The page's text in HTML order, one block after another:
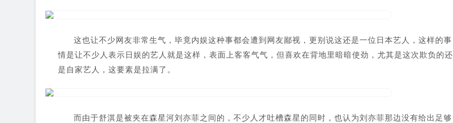
这也让不少网友非常生气，毕竟内娱这种事都会遭到网友鄙视，更别说这还是一位日本艺人，这样的事
情是让不少人表示日娱的艺人就是这样，表面上客客气气，但喜欢在背地里暗暗使劲，尤其是这次欺负的还
是自家艺人，这要素是拉满了。
而由于舒淇是被夹在森星河刘亦菲之间的，不少人才吐槽森星的同时，也认为刘亦菲那边没有给出足够